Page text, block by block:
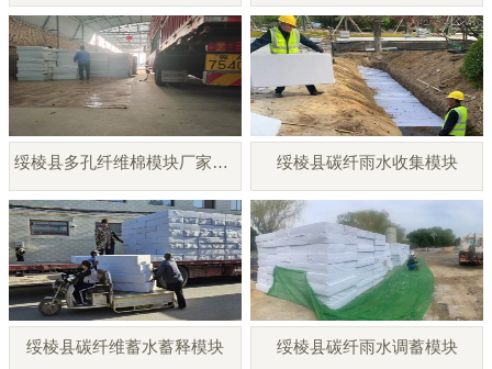
绥棱县多孔纤维棉模块厂家直销 绥棱县碳纤雨水收集模块
绥棱县碳纤维蓄水蓄释模块 绥棱县碳纤雨水调蓄模块